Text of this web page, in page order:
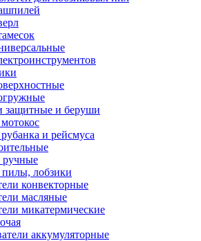
защитные и беруши
и рейсмуса
лобзики
конвекторные
масляные
микатермические
аккумуляторные